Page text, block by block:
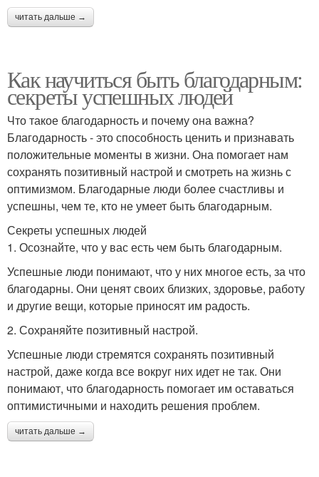
читать дальше →
Как научиться быть благодарным:
секреты успешных людей
Что такое благодарность и почему она важна?
Благодарность - это способность ценить и признавать
положительные моменты в жизни. Она помогает нам
сохранять позитивный настрой и смотреть на жизнь с
оптимизмом. Благодарные люди более счастливы и
успешны, чем те, кто не умеет быть благодарным.
Секреты успешных людей
1. Осознайте, что у вас есть чем быть благодарным.
Успешные люди понимают, что у них многое есть, за что
благодарны. Они ценят своих близких, здоровье, работу
и другие вещи, которые приносят им радость.
2. Сохраняйте позитивный настрой.
Успешные люди стремятся сохранять позитивный
настрой, даже когда все вокруг них идет не так. Они
понимают, что благодарность помогает им оставаться
оптимистичными и находить решения проблем.
читать дальше →